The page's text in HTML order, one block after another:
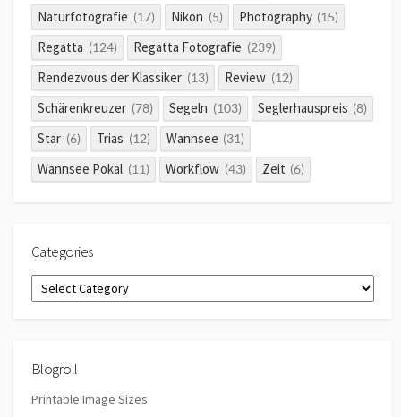
Naturfotografie (17) Nikon (5) Photography (15)
Regatta (124) Regatta Fotografie (239)
Rendezvous der Klassiker (13) Review (12)
Schärenkreuzer (78) Segeln (103) Seglerhauspreis (8)
Star (6) Trias (12) Wannsee (31)
Wannsee Pokal (11) Workflow (43) Zeit (6)
Categories
Categories
Blogroll
Printable Image Sizes